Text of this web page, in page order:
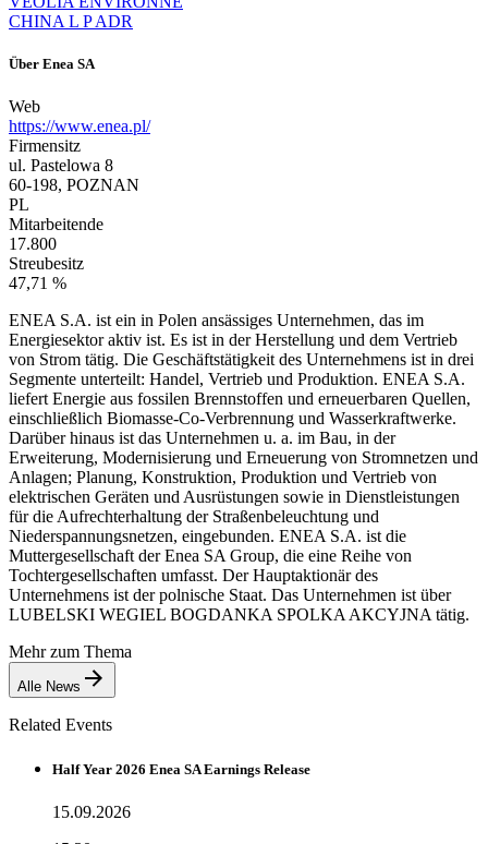
CHINA L P ADR
Über Enea SA
Web
https://www.enea.pl/
Firmensitz
ul. Pastelowa 8
60-198, POZNAN
PL
Mitarbeitende
17.800
Streubesitz
47,71 %
ENEA S.A. ist ein in Polen ansässiges Unternehmen, das im
Energiesektor aktiv ist. Es ist in der Herstellung und dem Vertrieb
von Strom tätig. Die Geschäftstätigkeit des Unternehmens ist in drei
Segmente unterteilt: Handel, Vertrieb und Produktion. ENEA S.A.
liefert Energie aus fossilen Brennstoffen und erneuerbaren Quellen,
einschließlich Biomasse-Co-Verbrennung und Wasserkraftwerke.
Darüber hinaus ist das Unternehmen u. a. im Bau, in der
Erweiterung, Modernisierung und Erneuerung von Stromnetzen und
Anlagen; Planung, Konstruktion, Produktion und Vertrieb von
elektrischen Geräten und Ausrüstungen sowie in Dienstleistungen
für die Aufrechterhaltung der Straßenbeleuchtung und
Niederspannungsnetzen, eingebunden. ENEA S.A. ist die
Muttergesellschaft der Enea SA Group, die eine Reihe von
Tochtergesellschaften umfasst. Der Hauptaktionär des
Unternehmens ist der polnische Staat. Das Unternehmen ist über
LUBELSKI WEGIEL BOGDANKA SPOLKA AKCYJNA tätig.
Mehr zum Thema
Alle News
Related Events
Half Year 2026 Enea SA Earnings Release
15.09.2026